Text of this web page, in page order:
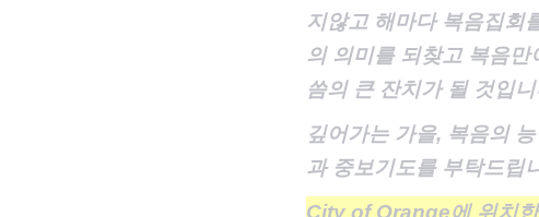
지않고 해마다 복음집
의 의미를 되찾고 복음
씀의 큰 잔치가 될 것입
깊어가는 가을, 복음의
과 중보기도를 부탁드립
City of Orange에 위치